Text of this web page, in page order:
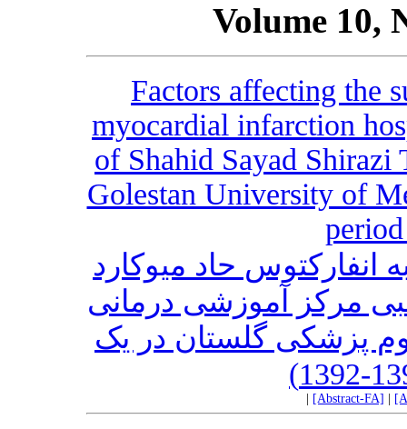
Volume 10,
Factors affecting the
myocardial infarction
of Shahid Sayad Shirazi
Golestan University of
انفارکتوس حاد میوکارد
مرکز آموزشی درمانی
پزشکی گلستان در یک
[Abstract-FA]